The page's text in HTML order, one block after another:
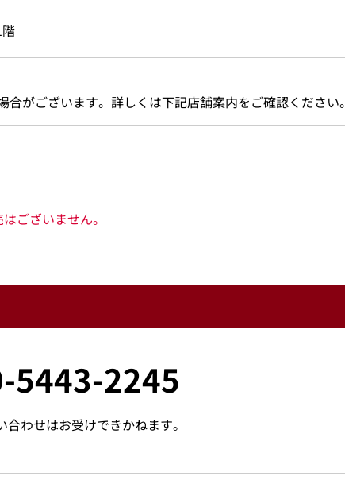
合がございます。詳しくは下記店舗案内をご確認ください。
ございません。
5443-2245
わせはお受けできかねます。